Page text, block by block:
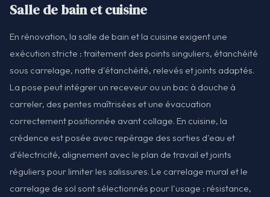
Salle de bain et cuisine
En rénovation, la salle de bain et la cuisine exigent une
exécution stricte : traitement des points singuliers, étanchéité
sous carrelage, natte d'étanchéité, relevés et joints adaptés.
La pose peut intégrer un receveur ou un bac à douche à
carreler, des pentes maîtrisées et une évacuation
correctement positionnée avant collage. En cuisine, la
crédence est posée avec repérage des sorties d'eau et
d'électricité, alignement avec le plan de travail et joints
réguliers pour limiter les salissures. Le carrelage mural et le
carrelage de sol sont sélectionnés pour l'usage : résistance,